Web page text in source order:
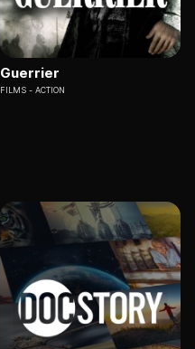
Guerrier
FILMS ACTION